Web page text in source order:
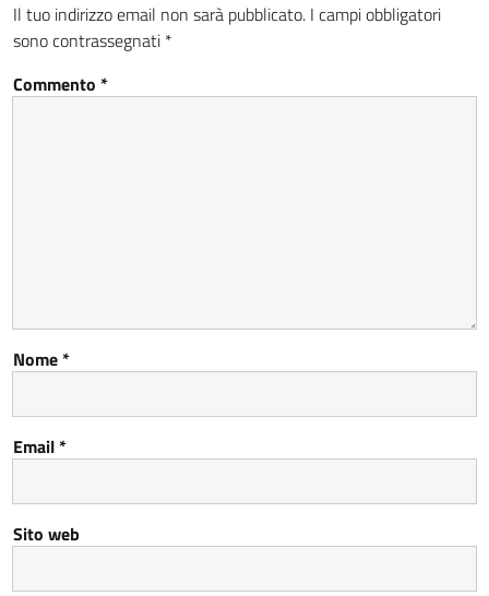
Il tuo indirizzo email non sarà pubblicato. I campi obbligatori
sono contrassegnati *
Commento *
Nome*
Email*
Sito web